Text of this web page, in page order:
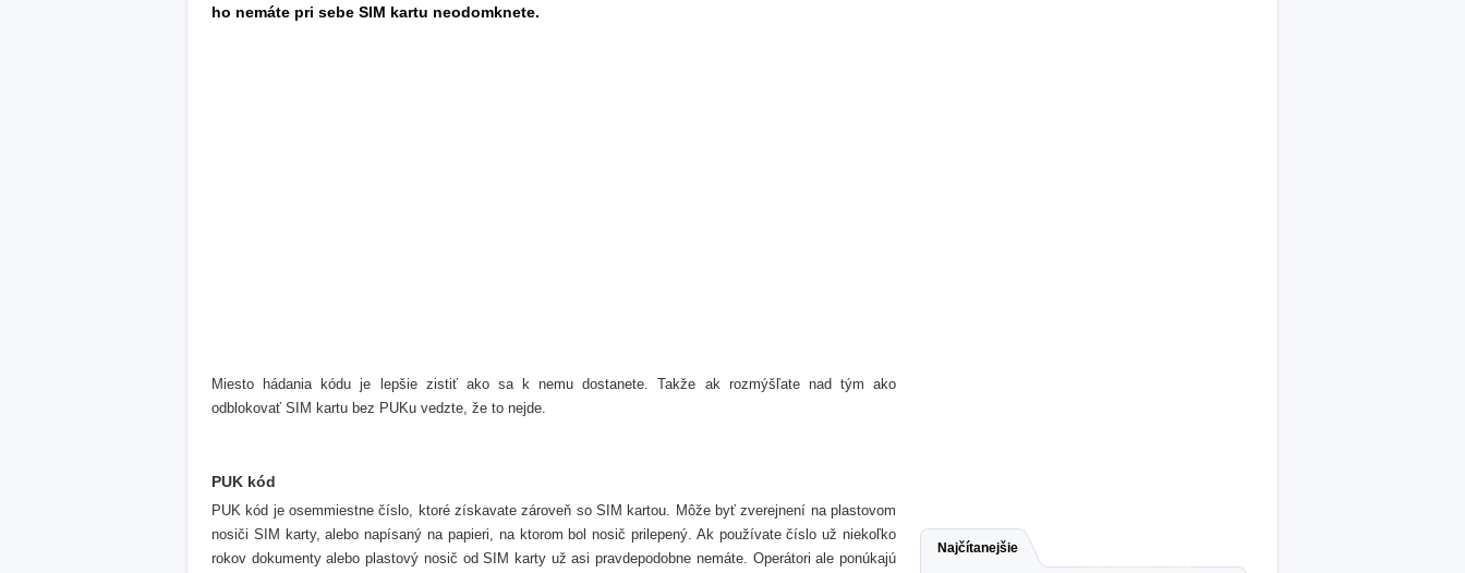
ho nemáte pri sebe SIM kartu neodomknete.
Miesto hádania kódu je lepšie zistiť ako sa k nemu dostanete. Takže ak rozmýšľate nad tým ako
odblokovať SIM kartu bez PUKu vedzte, že to nejde.
PUK kód
PUK kód je osemmiestne číslo, ktoré získavate zároveň so SIM kartou. Môže byť zverejnení na plastovom
nosiči SIM karty, alebo napísaný na papieri, na ktorom bol nosič prilepený. Ak používate číslo už niekoľko
rokov dokumenty alebo plastový nosič od SIM karty už asi pravdepodobne nemáte. Operátori ale ponúkajú
Najčítanejšie